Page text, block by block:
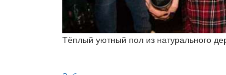
Тёплый уютный пол из натурального